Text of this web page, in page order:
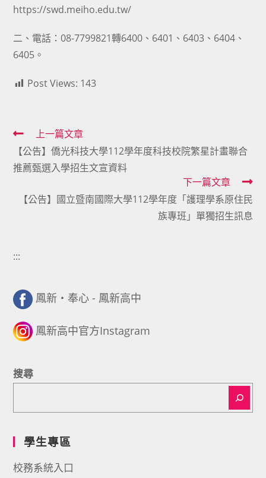
https://swd.meiho.edu.tw/
二、電話：08-7799821轉6400、6401、6403、6404、
6405。
Post Views: 143
Read
more
articles
上一篇文章
【公告】僑光科技大學112學年度科技校院繁星計畫聯合
推薦甄選入學招生文宣資料
下一篇文章
【公告】國立暨南國際大學112學年度「護理學系原住民
族專班」單獨招生訊息
:::
鳳新・奉心 - 鳳新高中
鳳新高中官方Instagram
搜尋
學生專區
校務系統入口